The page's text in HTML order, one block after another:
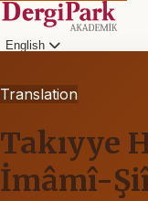
English
Translation
Takıyye
İmâmî-